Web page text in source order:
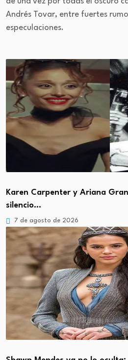
Andrés Tovar, entre fuertes
especulaciones.
Karen Carpenter y Ariana
silencio…
7 de agosto de 2026